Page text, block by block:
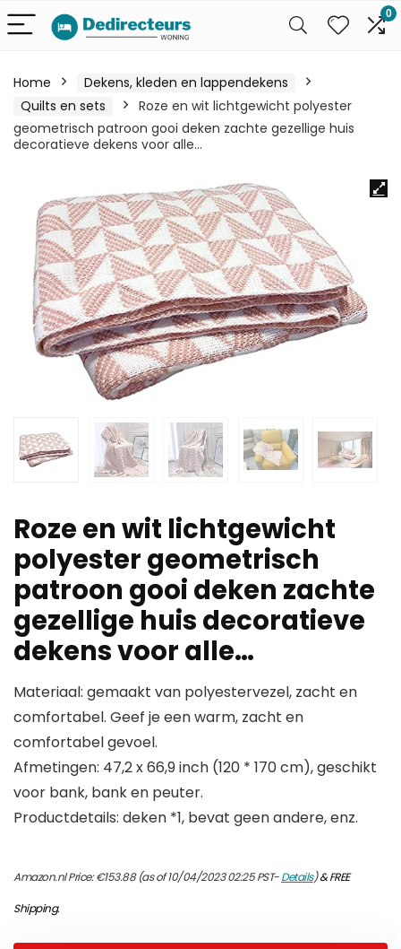
0
Home
Dekens, kleden en lappendekens
Quilts en sets
Roze en wit lichtgewicht polyester
geometrisch patroon gooi deken zachte gezellige huis
decoratieve dekens voor alle…
Roze en wit lichtgewicht
polyester geometrisch
patroon gooi deken zachte
gezellige huis decoratieve
dekens voor alle…
Materiaal: gemaakt van polyestervezel, zacht en
comfortabel. Geef je een warm, zacht en
comfortabel gevoel.
Afmetingen: 47,2 x 66,9 inch (120 * 170 cm), geschikt
voor bank, bank en peuter.
Productdetails: deken *1, bevat geen andere, enz.
Amazon.nl Price:€153.88(as of 10/04/2023 02:25 PST-Details)&FREE
Shipping.